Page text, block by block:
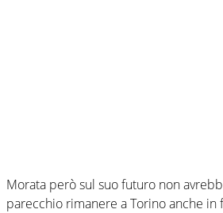
Morata però sul suo futuro non
parecchio rimanere a Torino anche in